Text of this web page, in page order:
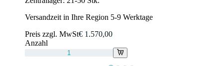
Versandzeit in Ihre Region 5-9 Werktage
Preis zzgl. MwSt€ 1.570,00
Anzahl